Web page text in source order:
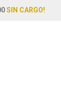
SIN CARGO!